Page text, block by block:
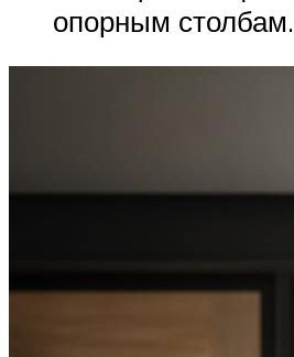
опорным столбам.